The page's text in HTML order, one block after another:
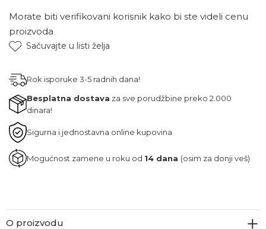
Morate biti verifikovani korisnik kako bi ste videli cenu
proizvoda
Sačuvajte u listi želja
Rok isporuke 3-5 radnih dana!
Besplatna dostava za sve porudžbine preko 2.000
dinara!
Sigurna i jednostavna online kupovina
Mogućnost zamene u roku od 14 dana (osim za donji veš)
O proizvodu